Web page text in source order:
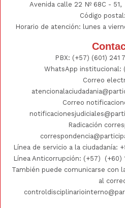
Avenida calle 22 Nº 68C -
Código postal:
Horario de atención: lunes a
PBX: (+57) (601) 241
WhatsApp institucional:
Correo
Correo
Radicación
Línea de servicio a la ciudadanía:
Línea Anticorrupción: (+57)
(+60)
También puede comunicarse con
al